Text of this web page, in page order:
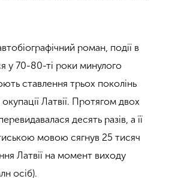
роман, події в
у 70-80-ті роки минулого
ставлення трьох поколінь
Латвії. Протягом двох
десять разів, а її
мовою сягнув 25 тисяч
Латвії на момент виходу
осіб).